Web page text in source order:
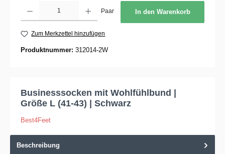
Paar In den Warenkorb
Zum Merkzettel hinzufügen
Produktnummer: 312014-2W
Businesssocken mit Wohlfühlbund |
Größe L (41-43) | Schwarz
Best4Feet
Beschreibung